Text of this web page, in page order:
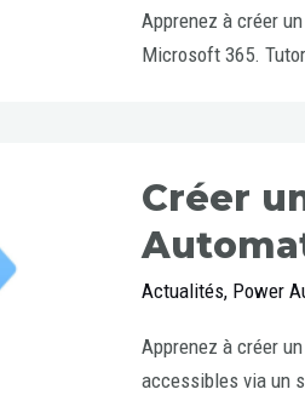
Apprenez à créer
Microsoft 365.
Créer
Actualités, Power
Apprenez à créer
accessibles via un